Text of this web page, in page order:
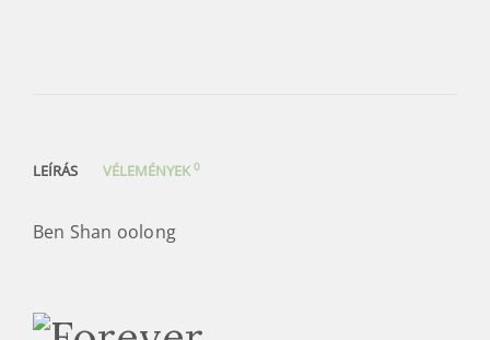
LEÍRÁS VÉLEMÉNYEK0
Ben Shan oolong